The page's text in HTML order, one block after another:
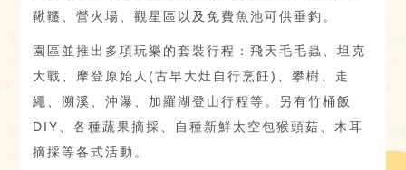
鞦韆、營火場、觀星區以及免費魚池可供垂釣。
園區並推出多項玩樂的套裝行程：飛天毛毛蟲、坦克
大戰、摩登原始人(古早大灶自行烹飪)、攀樹、走
繩、溯溪、沖瀑、加羅湖登山行程等。另有竹桶飯
DIY、各種蔬果摘採、自種新鮮太空包猴頭菇、木耳
摘採等各式活動。